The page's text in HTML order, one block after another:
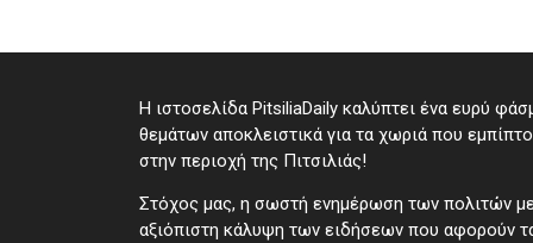
Η ιστοσελίδα PitsiliaDaily καλύπτει ένα ευρύ
θεμάτων αποκλειστικά για τα χωριά που
στην περιοχή της Πιτσιλιάς!
Στόχος μας, η σωστή ενημέρωση των πολιτών
αξιόπιστη κάλυψη των ειδήσεων που αφορούν